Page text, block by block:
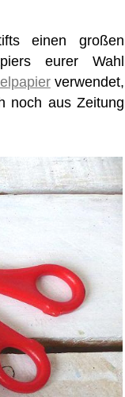
einen großen
eurer Wahl
verwendet,
noch aus Zeitung